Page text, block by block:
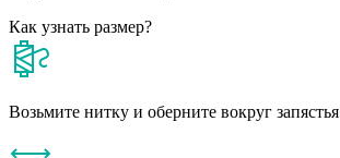
Как узнать размер?
Возьмите нитку и оберните вокруг запястья